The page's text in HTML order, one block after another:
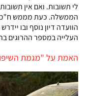
לי תשובות. ואם אין
הממשלה. כעת מממש ח"כ
הוועדה דיון נוסף ובו
העלייה במספר ההרוגים
האמת על "מגמת